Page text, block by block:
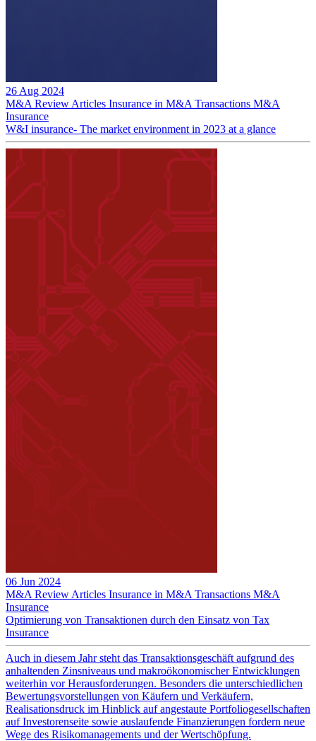
26 Aug 2024
M&A Review Articles Insurance in M&A Transactions M&A
Insurance
W&I insurance- The market environment in 2023 at a glance
06 Jun 2024
M&A Review Articles Insurance in M&A Transactions M&A
Insurance
Optimierung von Transaktionen durch den Einsatz von Tax
Insurance
Auch in diesem Jahr steht das Transaktionsgeschäft aufgrund des
anhaltenden Zinsniveaus und makroökonomischer Entwicklungen
weiterhin vor Herausforderungen. Besonders die unterschiedlichen
Bewertungsvorstellungen von Käufern und Verkäufern,
Realisationsdruck im Hinblick auf angestaute Portfoliogesellschaften
auf Investorenseite sowie auslaufende Finanzierungen fordern neue
Wege des Risikomanagements und der Wertschöpfung.